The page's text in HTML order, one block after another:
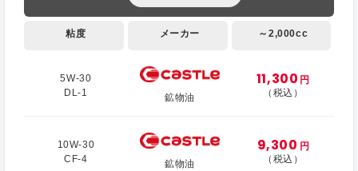
粘度 メーカー ～2,000cc
5W-30
DL-1
鉱物油
11,300 円
（税込）
10W-30
CF-4
鉱物油
9,300 円
（税込）